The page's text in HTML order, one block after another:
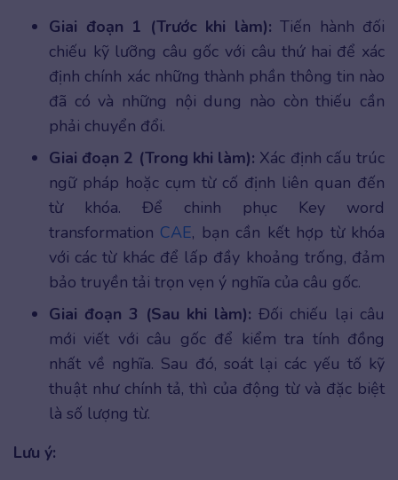
Giai đoạn 1 (Trước khi làm): Tiến hành đối
chiếu kỹ lưỡng câu gốc với câu thứ hai để xác
định chính xác những thành phần thông tin nào
đã có và những nội dung nào còn thiếu cần
phải chuyển đổi.
Giai đoạn 2 (Trong khi làm): Xác định cấu trúc
ngữ pháp hoặc cụm từ cố định liên quan đến
từ khóa. Để chinh phục Key word
transformation CAE, bạn cần kết hợp từ khóa
với các từ khác để lấp đầy khoảng trống, đảm
bảo truyền tải trọn vẹn ý nghĩa của câu gốc.
Giai đoạn 3 (Sau khi làm): Đối chiếu lại câu
mới viết với câu gốc để kiểm tra tính đồng
nhất về nghĩa. Sau đó, soát lại các yếu tố kỹ
thuật như chính tả, thì của động từ và đặc biệt
là số lượng từ.
Lưu ý: